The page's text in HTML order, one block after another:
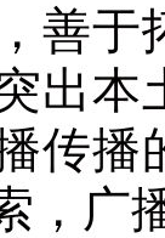
善
出本
传播
，广